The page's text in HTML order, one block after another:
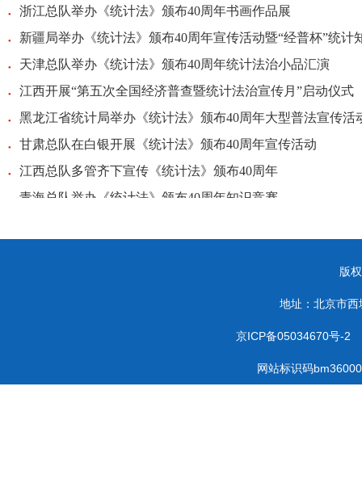
● 浙江总队举办《统计法》颁布40周年书画作品展
● 新疆局举办《统计法》颁布40周年宣传活动暨“经普杯”统计
● 天津总队举办《统计法》颁布40周年统计法治小品汇演
● 江西开展“第五次全国经济普查暨统计法治宣传月”启动仪式
● 黑龙江省统计局举办《统计法》颁布40周年大型普法宣传活
● 甘肃总队在白银开展《统计法》颁布40周年宣传活动
● 江西总队多管齐下宣传《统计法》颁布40周年
青海总队举办《统计法》颁布40周年知识竞赛
版
地址：北京市
京ICP备05034670号-2
网站标识码